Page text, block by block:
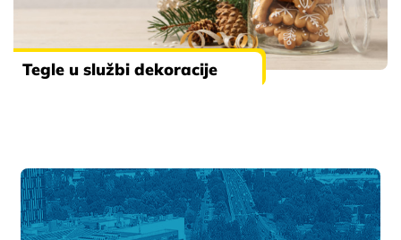
Tegle u službi dekoracije